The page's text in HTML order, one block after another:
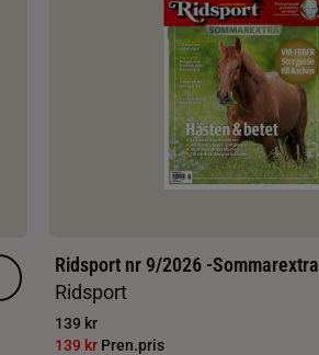
Ridsport nr 9/2026 -Sommarextra
Ridsport
139 kr
139 kr Pren.pris